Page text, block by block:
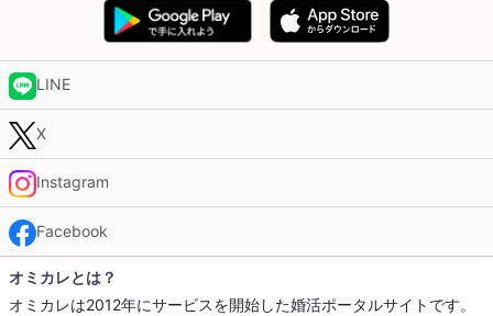
LINE
X
Instagram
Facebook
オミカレとは？
オミカレは2012年にサービスを開始した婚活ポータルサイトです。